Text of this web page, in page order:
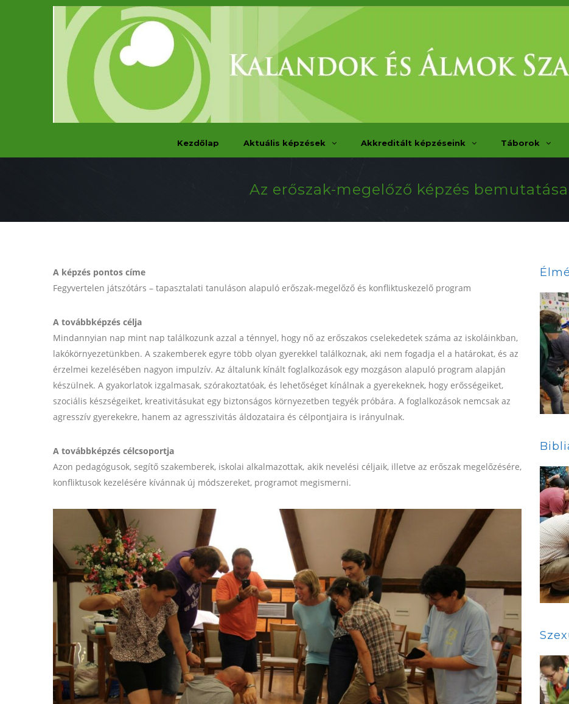
Kezdőlap Aktuális képzések Akkreditált képzéseink Táborok
Az erőszak-megelőző képzés bemutatása
A képzés pontos címe
Fegyvertelen játszótárs – tapasztalati tanuláson alapuló erőszak-megelőző és konfliktuskezelő program
A továbbképzés célja
Mindannyian nap mint nap találkozunk azzal a ténnyel, hogy nő az erőszakos cselekedetek száma az iskoláinkban,
lakókörnyezetünkben. A szakemberek egyre több olyan gyerekkel találkoznak, aki nem fogadja el a határokat, és az
érzelmei kezelésében nagyon impulzív. Az általunk kínált foglalkozások egy mozgáson alapuló program alapján
készülnek. A gyakorlatok izgalmasak, szórakoztatóak, és lehetőséget kínálnak a gyerekeknek, hogy erősségeiket,
szociális készségeiket, kreativitásukat egy biztonságos környezetben tegyék próbára. A foglalkozások nemcsak az
agresszív gyerekekre, hanem az agresszivitás áldozataira és célpontjaira is irányulnak.
A továbbképzés célcsoportja
Azon pedagógusok, segítő szakemberek, iskolai alkalmazottak, akik nevelési céljaik, illetve az erőszak megelőzésére,
konfliktusok kezelésére kívánnak új módszereket, programot megismerni.